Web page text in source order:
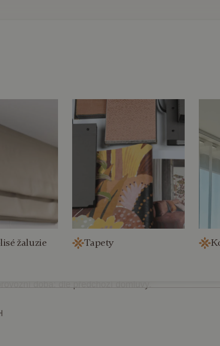
žaluzie Tapety
Obchodní podmínky
Atelier“
s.r.o., DIČ (VAT): CZ19234562, sídlem: Černomořská
Republika, tel: + 420 777 688 051, e-mail: